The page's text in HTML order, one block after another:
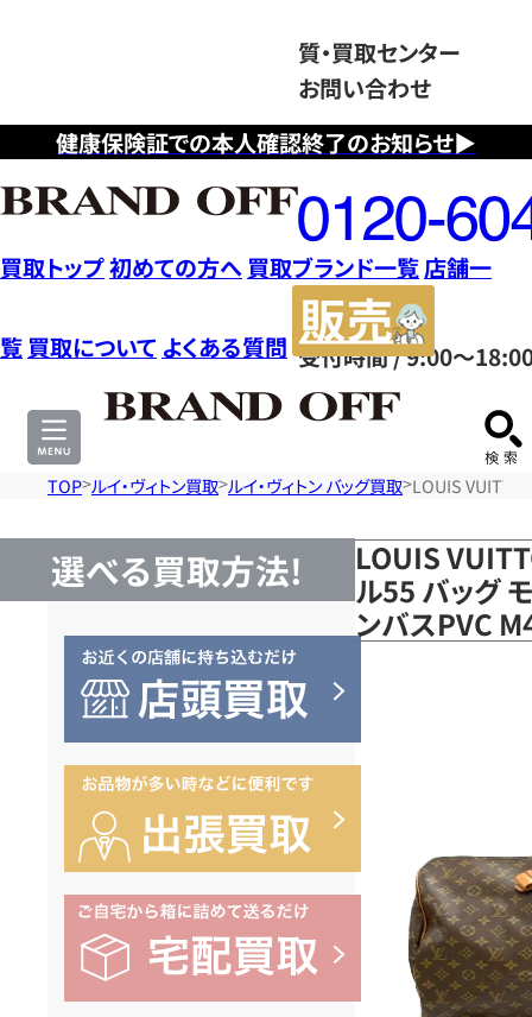
健康保険証での本人確認終了のお知らせ▶
質・買取センター
お問い合わせ
フ
リ
ー
ダ
イ
ヤ
ル
0120604117
受付時間 / 9:00～
買取トップ初めての方へ 買取ブランド一覧店舗一
覧 買取について よくある質問
サ
TOP ルイ・ヴィトン買取 ルイ・ヴィトン バッグ買取 LOUIS
選べる買取方法!
LOUIS
ル55 バッグ
ンバスPVC